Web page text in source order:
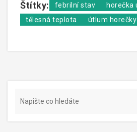
Štítky: febrilní stav
horečka
tělesná teplota
útlum horečky